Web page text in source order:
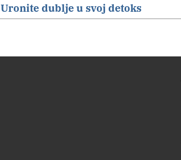
Uronite dublje u svoj detoks